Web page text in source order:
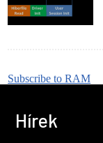
Subscribe to RAM
Hírek